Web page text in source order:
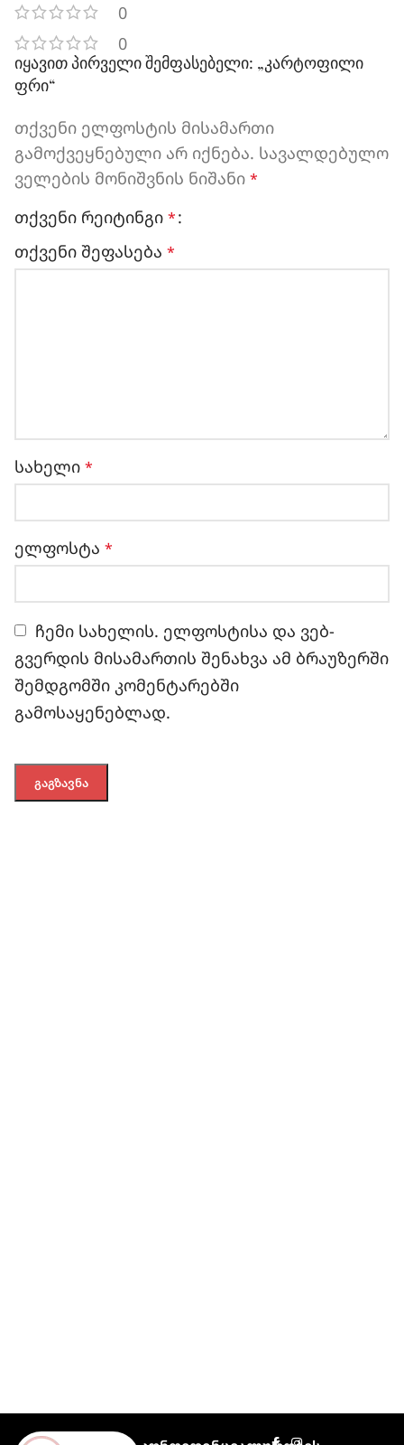
0
0
იყავით პირველი შემფასებელი: „კარტოფილი
ფრი“
თქვენი ელფოსტის მისამართი
გამოქვეყნებული არ იქნება. სავალდებულო
ველების მონიშვნის ნიშანი *
თქვენი რეიტინგი *
თქვენი შეფასება *
სახელი *
ელფოსტა *
ჩემი სახელის. ელფოსტისა და ვებ-
გვერდის მისამართის შენახვა ამ ბრაუზერში
შემდგომში კომენტარებში
გამოსაყენებლად.